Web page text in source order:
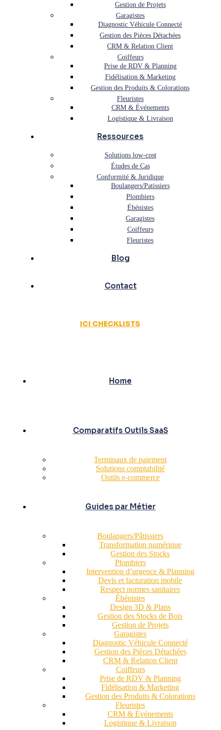
Gestion de Projets
Garagistes
Diagnostic Véhicule Connecté
Gestion des Pièces Détachées
CRM & Relation Client
Coiffeurs
Prise de RDV & Planning
Fidélisation & Marketing
Gestion des Produits & Colorations
Fleuristes
CRM & Événements
Logistique & Livraison
Ressources
Solutions low-cost
Études de Cas
Conformité & Juridique
Boulangers/Patissiers
Plombiers
Ébénistes
Garagistes
Coiffeurs
Fleuristes
Blog
Contact
ICI CHECKLISTS
Home
Comparatifs Outils SaaS
Terminaux de paiement
Solutions comptabilité
Outils e-commerce
Guides par Métier
Boulangers/Pâtissiers
Transformation numérique
Gestion des Stocks
Plombiers
Intervention d’urgence & Planning
Devis et facturation mobile
Respect normes sanitaires
Ébénistes
Design 3D & Plans
Gestion des Stocks de Bois
Gestion de Projets
Garagistes
Diagnostic Véhicule Connecté
Gestion des Pièces Détachées
CRM & Relation Client
Coiffeurs
Prise de RDV & Planning
Fidélisation & Marketing
Gestion des Produits & Colorations
Fleuristes
CRM & Événements
Logistique & Livraison